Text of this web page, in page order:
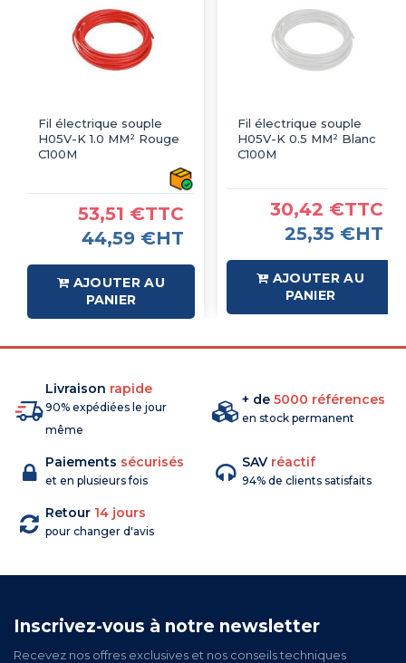
Fil électrique souple
H05V-K 1.0 MM² Rouge
C100M
53,51 €TTC
44,59 €HT
AJOUTER AU
PANIER
Fil électrique souple
H05V-K 0.5 MM² Blanc
C100M
30,42 €TTC
25,35 €HT
AJOUTER AU
PANIER
Livraison rapide
90% expédiées le jour
même
+ de 5000 références
en stock permanent
Paiements sécurisés
et en plusieurs fois
SAV réactif
94% de clients satisfaits
Retour 14 jours
pour changer d'avis
Inscrivez-vous à notre newsletter
Recevez nos offres exclusives et nos conseils techniques